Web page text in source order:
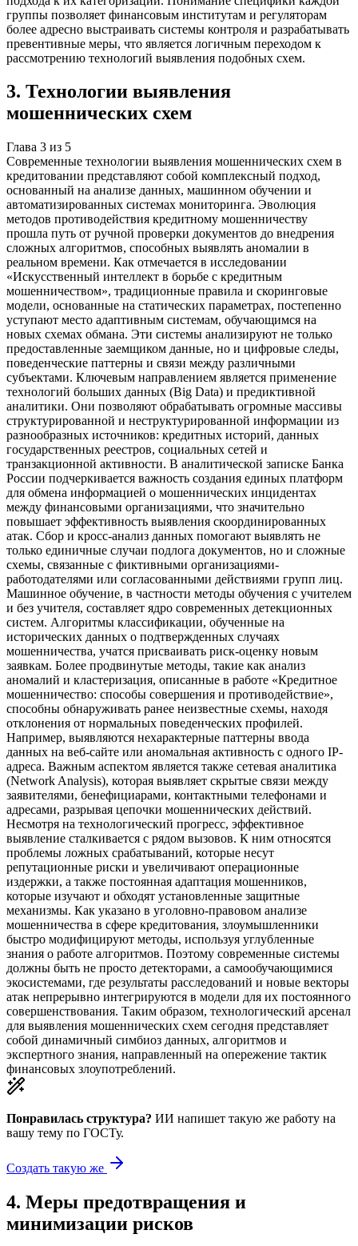
группы позволяет финансовым институтам и регуляторам
более адресно выстраивать системы контроля и разрабатывать
превентивные меры, что является логичным переходом к
рассмотрению технологий выявления подобных схем.
3. Технологии выявления
мошеннических схем
Глава 3 из 5
Современные технологии выявления мошеннических схем в
кредитовании представляют собой комплексный подход,
основанный на анализе данных, машинном обучении и
автоматизированных системах мониторинга. Эволюция
методов противодействия кредитному мошенничеству
прошла путь от ручной проверки документов до внедрения
сложных алгоритмов, способных выявлять аномалии в
реальном времени. Как отмечается в исследовании
«Искусственный интеллект в борьбе с кредитным
мошенничеством», традиционные правила и скоринговые
модели, основанные на статических параметрах, постепенно
уступают место адаптивным системам, обучающимся на
новых схемах обмана. Эти системы анализируют не только
предоставленные заемщиком данные, но и цифровые следы,
поведенческие паттерны и связи между различными
субъектами. Ключевым направлением является применение
технологий больших данных (Big Data) и предиктивной
аналитики. Они позволяют обрабатывать огромные массивы
структурированной и неструктурированной информации из
разнообразных источников: кредитных историй, данных
государственных реестров, социальных сетей и
транзакционной активности. В аналитической записке Банка
России подчеркивается важность создания единых платформ
для обмена информацией о мошеннических инцидентах
между финансовыми организациями, что значительно
повышает эффективность выявления скоординированных
атак. Сбор и кросс-анализ данных помогают выявлять не
только единичные случаи подлога документов, но и сложные
схемы, связанные с фиктивными организациями-
работодателями или согласованными действиями групп лиц.
Машинное обучение, в частности методы обучения с учителем
и без учителя, составляет ядро современных детекционных
систем. Алгоритмы классификации, обученные на
исторических данных о подтвержденных случаях
мошенничества, учатся присваивать риск-оценку новым
заявкам. Более продвинутые методы, такие как анализ
аномалий и кластеризация, описанные в работе «Кредитное
мошенничество: способы совершения и противодействие»,
способны обнаруживать ранее неизвестные схемы, находя
отклонения от нормальных поведенческих профилей.
Например, выявляются нехарактерные паттерны ввода
данных на веб-сайте или аномальная активность с одного IP-
адреса. Важным аспектом является также сетевая аналитика
(Network Analysis), которая выявляет скрытые связи между
заявителями, бенефициарами, контактными телефонами и
адресами, разрывая цепочки мошеннических действий.
Несмотря на технологический прогресс, эффективное
выявление сталкивается с рядом вызовов. К ним относятся
проблемы ложных срабатываний, которые несут
репутационные риски и увеличивают операционные
издержки, а также постоянная адаптация мошенников,
которые изучают и обходят установленные защитные
механизмы. Как указано в уголовно-правовом анализе
мошенничества в сфере кредитования, злоумышленники
быстро модифицируют методы, используя углубленные
знания о работе алгоритмов. Поэтому современные системы
должны быть не просто детекторами, а самообучающимися
экосистемами, где результаты расследований и новые векторы
атак непрерывно интегрируются в модели для их постоянного
совершенствования. Таким образом, технологический арсенал
для выявления мошеннических схем сегодня представляет
собой динамичный симбиоз данных, алгоритмов и
экспертного знания, направленный на опережение тактик
финансовых злоупотреблений.
Понравилась структура? ИИ напишет такую же работу на
вашу тему по ГОСТу.
Создать такую же
4. Меры предотвращения и
минимизации рисков